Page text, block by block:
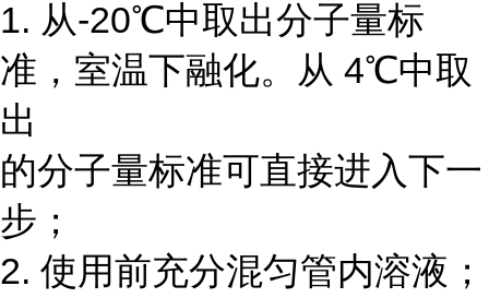
1. 从-20℃中取出分子量标
准，室温下融化。从 4℃中取
出
的分子量标准可直接进入下一
步；
2. 使用前充分混匀管内溶液；